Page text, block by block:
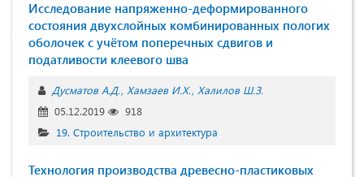
Исследование напряженно-деформированного
состояния двухслойных комбинированных пологих
оболочек с учётом поперечных сдвигов и
податливости клеевого шва
Дусматов А.Д. Хамзаев И.Х. Халилов Ш.З.
05.12.2019
918
19. Строительство и архитектура
Технология производства древесно-пластиковых